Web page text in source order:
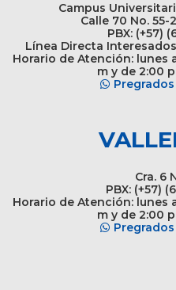
Campus
Calle 70 No. 55-
PBX: (+57)
Línea Directa
Horario de Atención: lunes
m y de 2:00
Pregrados
Cra. 6
PBX: (+57)
Horario de Atención: lunes
m y de 2:00
Pregrados